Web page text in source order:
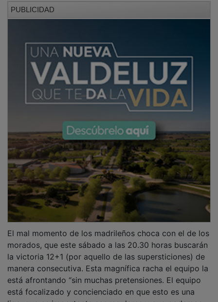
morados, que este sábado a las 20.30 horas buscarán
la victoria 12+1 (por aquello de las supersticiones) de
manera consecutiva. Esta magnífica racha el equipo la
está afrontando “sin muchas pretensiones. El equipo
está focalizado y concienciado en que esto es una
liga, que es importante ser regulares y que podemos